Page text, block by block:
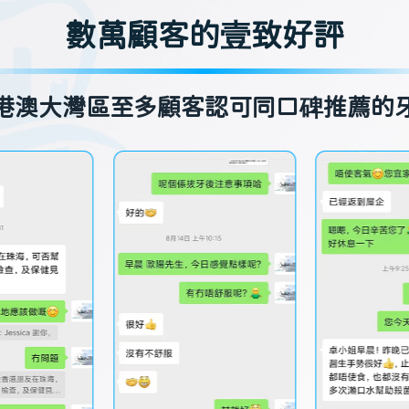
數萬顧客的壹致好評
澳大灣區至多顧客認可同口碑推薦的